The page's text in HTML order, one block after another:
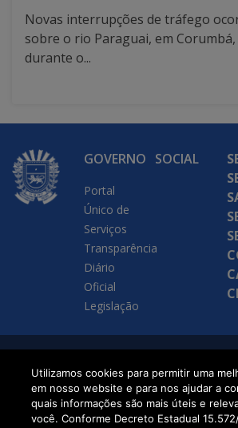
Novas interrupções de tráfego
sobre o rio Paraguai, em Corumbá,
durante o...
GOVERNO
Portal
Único de
Serviços
Transparência
Diário
Oficial
Legislação
SOCIAL
SETDIG | Secretaria-
Executiva de
Transformação Digital
Utilizamos cookies para permitir uma
em nosso website e para nos ajudar a
quais informações são mais úteis e
você. Conforme Decreto Estadual